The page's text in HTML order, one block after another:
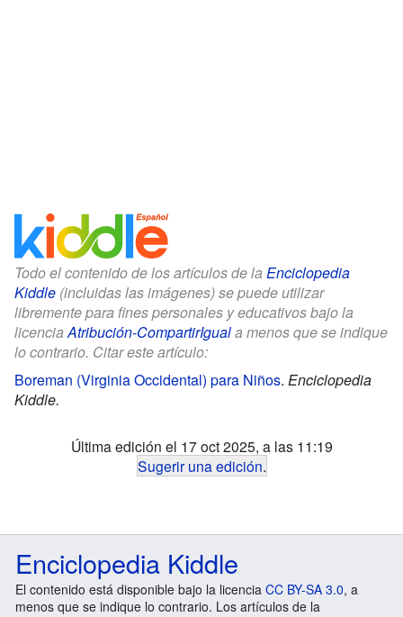
Todo el contenido de los artículos de la Enciclopedia
Kiddle (incluidas las imágenes) se puede utilizar
libremente para fines personales y educativos bajo la
licenciaAtribución-CompartirIguala menos que se indique
lo contrario. Citar este artículo:
Boreman (Virginia Occidental) para Niños. Enciclopedia
Kiddle.
Última edición el 17 oct 2025, a las 11:19
Sugerir una edición.
Enciclopedia Kiddle
El contenido está disponible bajo la licencia CC BY-SA 3.0, a
menos que se indique lo contrario. Los artículos de la